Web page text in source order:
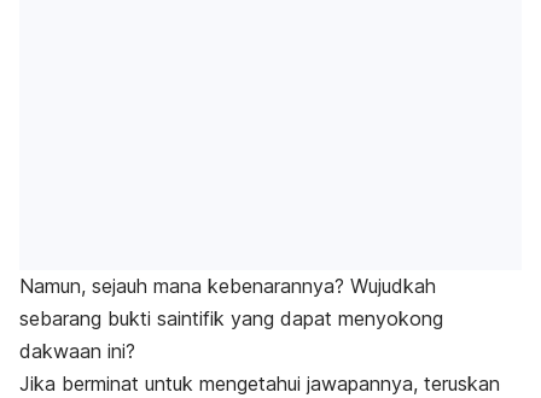
Namun, sejauh mana kebenarannya? Wujudkah
sebarang bukti saintifik yang dapat menyokong
dakwaan ini?
Jika berminat untuk mengetahui jawapannya, teruskan